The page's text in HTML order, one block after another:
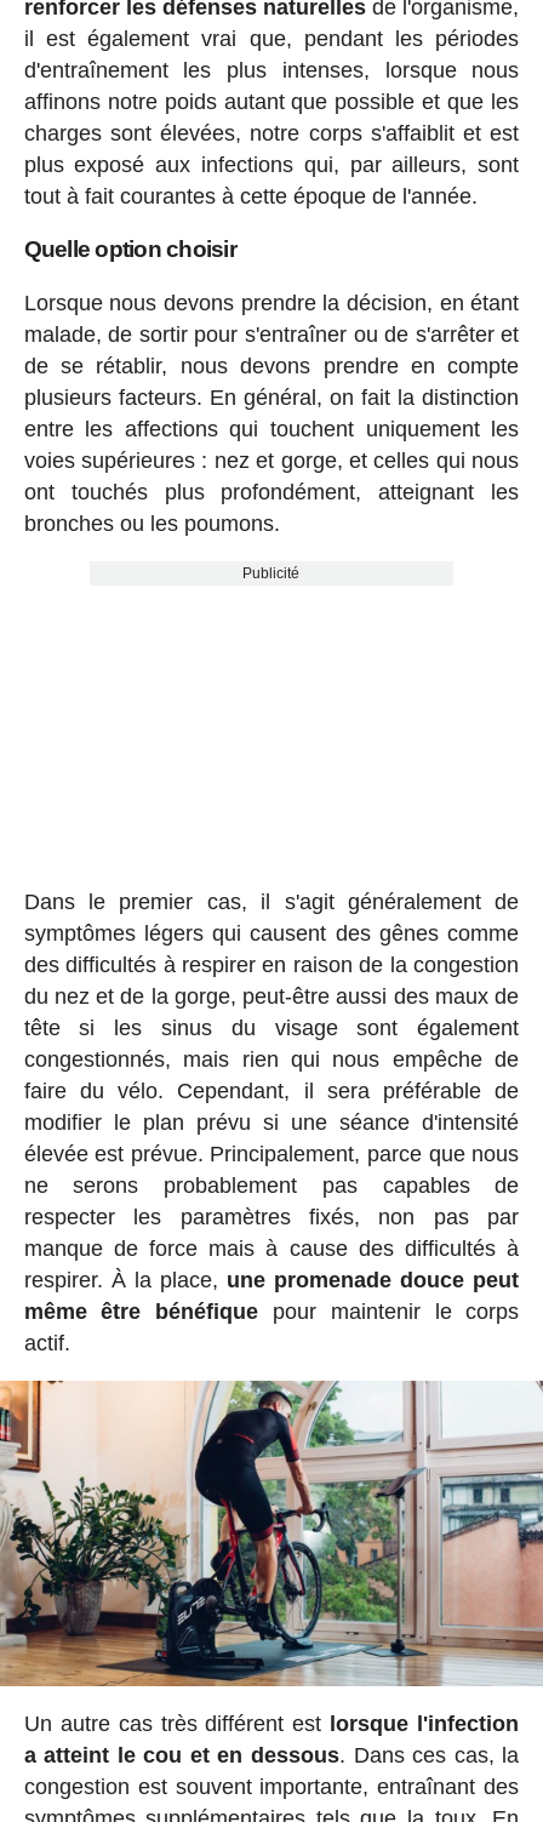
renforcer les défenses naturelles de l'organisme,
il est également vrai que, pendant les périodes
d'entraînement les plus intenses, lorsque nous
affinons notre poids autant que possible et que les
charges sont élevées, notre corps s'affaiblit et est
plus exposé aux infections qui, par ailleurs, sont
tout à fait courantes à cette époque de l'année.
Quelle option choisir
Lorsque nous devons prendre la décision, en étant
malade, de sortir pour s'entraîner ou de s'arrêter et
de se rétablir, nous devons prendre en compte
plusieurs facteurs. En général, on fait la distinction
entre les affections qui touchent uniquement les
voies supérieures : nez et gorge, et celles qui nous
ont touchés plus profondément, atteignant les
bronches ou les poumons.
Publicité
Dans le premier cas, il s'agit généralement de
symptômes légers qui causent des gênes comme
des difficultés à respirer en raison de la congestion
du nez et de la gorge, peut-être aussi des maux de
tête si les sinus du visage sont également
congestionnés, mais rien qui nous empêche de
faire du vélo. Cependant, il sera préférable de
modifier le plan prévu si une séance d'intensité
élevée est prévue. Principalement, parce que nous
ne serons probablement pas capables de
respecter les paramètres fixés, non pas par
manque de force mais à cause des difficultés à
respirer. À la place, une promenade douce peut
même être bénéfique pour maintenir le corps
actif.
Un autre cas très différent est lorsque l'infection
a atteint le cou et en dessous. Dans ces cas, la
congestion est souvent importante, entraînant des